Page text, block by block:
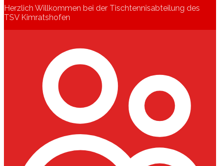
Herzlich Willkommen bei der Tischtennisabteilung des
TSV Kimratshofen